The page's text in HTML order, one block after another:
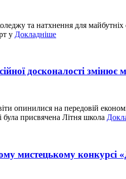
та натхнення для
у Докладніше
досконалості змінює
опинилися на передовій
присвячена Літня школа
мистецькому конкурсі